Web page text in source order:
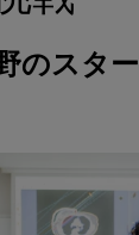
のスタ